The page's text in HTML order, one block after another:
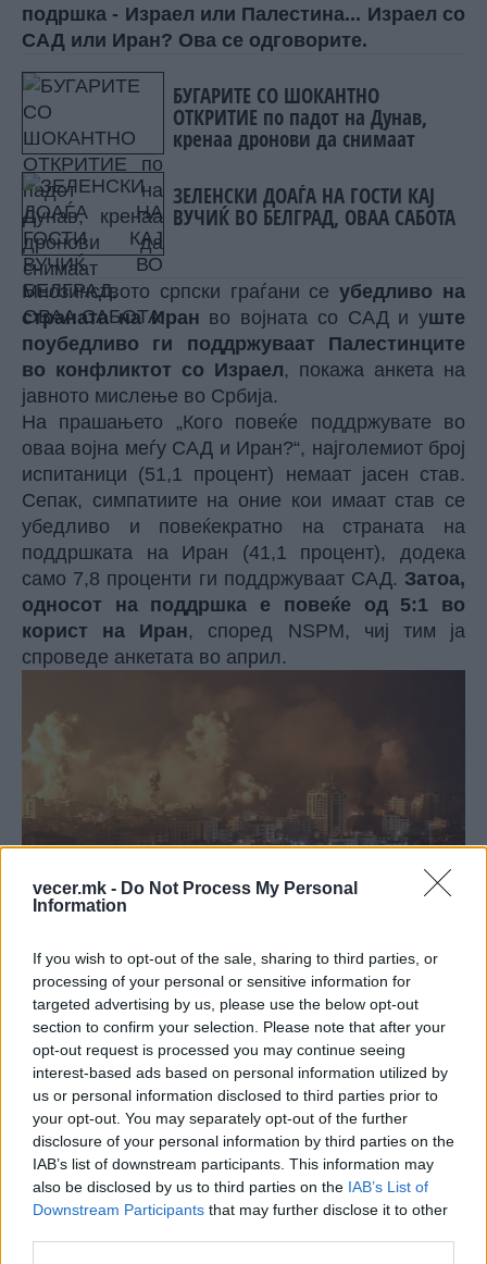
vecer.mk - Do Not Process My Personal
Information
If you wish to opt-out of the sale, sharing to third parties, or
processing of your personal or sensitive information for
targeted advertising by us, please use the below opt-out
section to confirm your selection. Please note that after your
opt-out request is processed you may continue seeing
interest-based ads based on personal information utilized by
us or personal information disclosed to third parties prior to
your opt-out. You may separately opt-out of the further
disclosure of your personal information by third parties on the
IAB’s list of downstream participants. This information may
also be disclosed by us to third parties on the IAB’s List of
Downstream Participants that may further disclose it to other
подршка - Израел или Палестина... Израел со
САД или Иран? Ова се одговорите.
БУГАРИТЕ СО ШОКАНТНО
ОТКРИТИЕ по падот на Дунав,
кренаа дронови да снимаат
ЗЕЛЕНСКИ ДОАЃА НА ГОСТИ КАЈ
ВУЧИЌ ВО БЕЛГРАД, ОВАА САБОТА
Мнозинството српски граѓани сеубедливо на
страната на Иран во војната со САД и уште
поубедливо ги поддржуваат Палестинците
во конфликтот со Израел, покажа анкета на
јавното мислење во Србија.
На прашањето „Кого повеќе поддржувате во
оваа војна меѓу САД и Иран?“, најголемиот број
испитаници (51,1 процент) немаат јасен став.
Сепак, симпатиите на оние кои имаат став се
убедливо и повеќекратно на страната на
поддршката на Иран (41,1 процент), додека
само 7,8 проценти ги поддржуваат САД. Затоа,
односот на поддршка е повеќе од 5:1 во
корист на Иран, според NSPM, чиј тим ја
спроведе анкетата во април.
Најголема разлика во нивото на поддршка е
забележана по прашањето за конфликтот меѓу
Израел и Палестинците.56,9 проценти од
граѓаните изјавиле дека ги поддржуваат
Палестинците, додека 5 проценти од
испитаниците изразиле поддршка за Израел
(38,1 процент рекле дека не поддржуваат
никого).
© Vecer.mk, правата за текстот се на редакцијата